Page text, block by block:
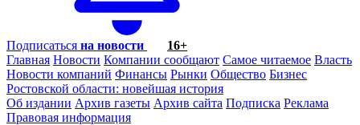
Подписаться на новости
16+
Главная Новости Компании сообщают Самое читаемое Власть
Новости компаний Финансы Рынки Общество Бизнес
Ростовской области: новейшая история
Об издании Архив газеты Архив сайта Подписка Реклама
Правовая информация